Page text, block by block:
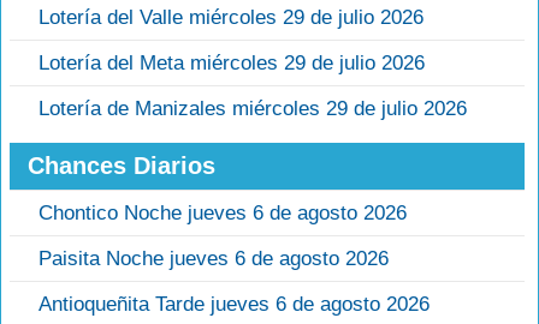
Lotería del Valle miércoles 29 de julio 2026
Lotería del Meta miércoles 29 de julio 2026
Lotería de Manizales miércoles 29 de julio 2026
Chances Diarios
Chontico Noche jueves 6 de agosto 2026
Paisita Noche jueves 6 de agosto 2026
Antioqueñita Tarde jueves 6 de agosto 2026